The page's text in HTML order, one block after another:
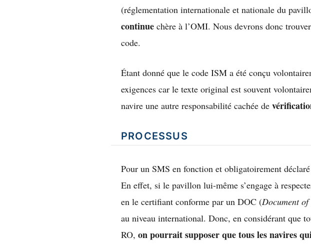
(réglementation internationale et nationale du
continue chère à l’OMI. Nous devrons donc
code.
Étant donné que le code ISM a été conçu
exigences car le texte original est souvent
navire une autre responsabilité cachée de
PROCESSUS
Pour un SMS en fonction et obligatoirement
En effet, si le pavillon lui-même s’engage à
en le certifiant conforme par un DOC (Document
au niveau international. Donc, en considérant que
RO, on pourrait supposer que tous les navires